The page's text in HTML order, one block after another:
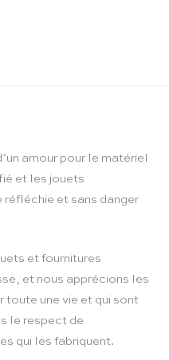
amour pour le matériel
et les jouets
et sans danger
et fournitures
et nous apprécions les
toute une vie et qui sont
le respect de
qui les fabriquent.